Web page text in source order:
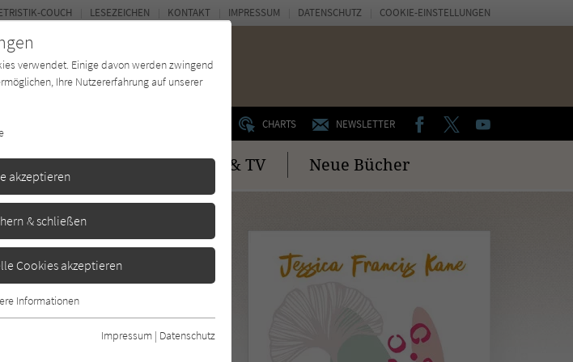
CHARTS NEWSLETTER FACEBOOKTWITTERYOUTUBE
Magazin Kino & TV Neue Bücher
COUCH LESEZEICHEN KONTAKT IMPRESSUM DATENSCHUTZ COOKIE-EINSTELLUNGEN
verwendet. Einige davon werden zwingend
Ihre Nutzererfahrung auf unserer
akzeptieren
& schließen
Cookies akzeptieren
Funktionen der Webseite
dass die Webseite einwandfrei
Informationen
Impressum | Datenschutz